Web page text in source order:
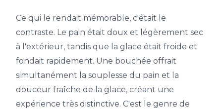
Ce qui le rendait mémorable, c'était le
contraste. Le pain était doux et légèrement sec
à l'extérieur, tandis que la glace était froide et
fondait rapidement. Une bouchée offrait
simultanément la souplesse du pain et la
douceur fraîche de la glace, créant une
expérience très distinctive. C'est le genre de